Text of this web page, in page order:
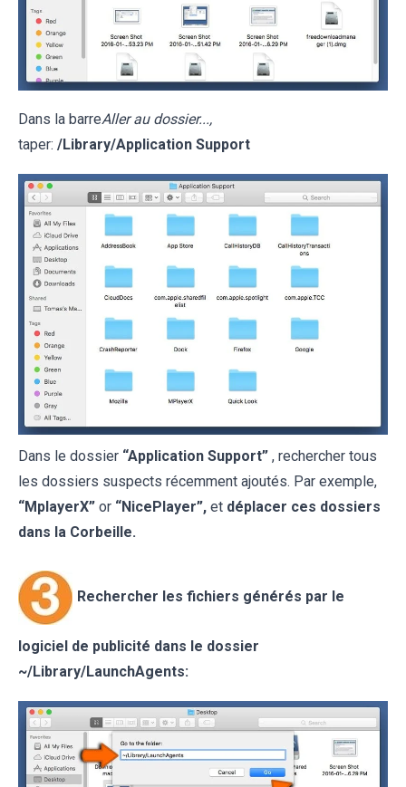
Dans la barreAller au dossier...,
taper: /Library/Application Support
Dans le dossier “Application Support” , rechercher tous
les dossiers suspects récemment ajoutés. Par exemple,
“MplayerX” or “NicePlayer”, et déplacer ces dossiers
dans la Corbeille.
Rechercher les fichiers générés par le
logiciel de publicité dans le dossier
~/Library/LaunchAgents: